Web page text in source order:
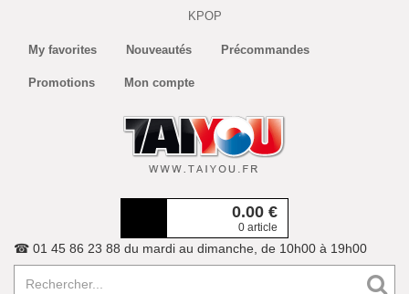
KPOP
My favorites Nouveautés Précommandes
Promotions Mon compte
0.00 €
0 article
☎ 01 45 86 23 88 du mardi au dimanche, de 10h00 à 19h00